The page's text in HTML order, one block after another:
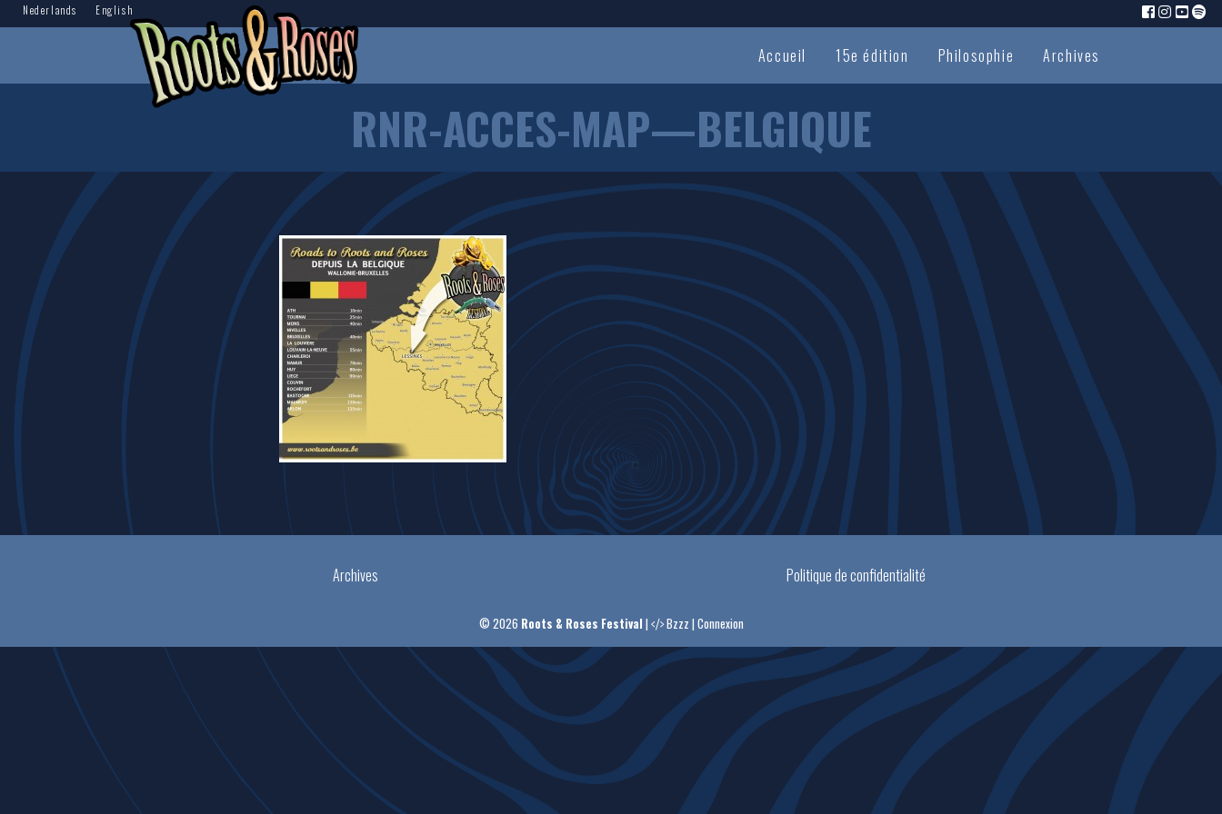
Nederlands English
Accueil 15e édition Philosophie Archives
RNR-ACCES-MAP—BELGIQUE
Archives Politique de confidentialité
© 2026 Roots & Roses Festival | Bzzz | Connexion